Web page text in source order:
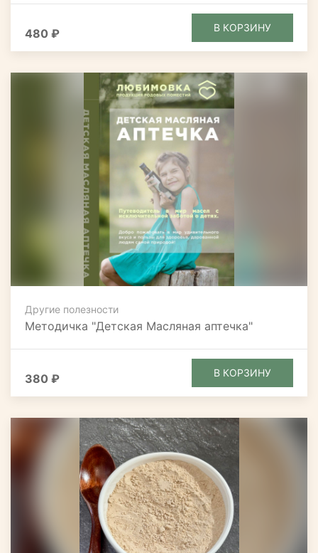
480 ₽ В КОРЗИНУ
Другие полезности
Методичка "Детская Масляная аптечка"
380 ₽ В КОРЗИНУ